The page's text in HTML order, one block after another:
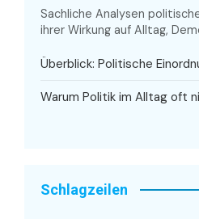
Sachliche Analysen
ihrer Wirkung auf Alltag,
Überblick: Politische
Warum Politik im Alltag oft
Schlagzeilen